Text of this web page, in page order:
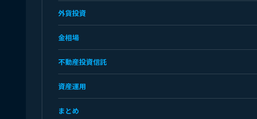
外貨投資
金相場
不動産投資信託
資産運用
まとめ